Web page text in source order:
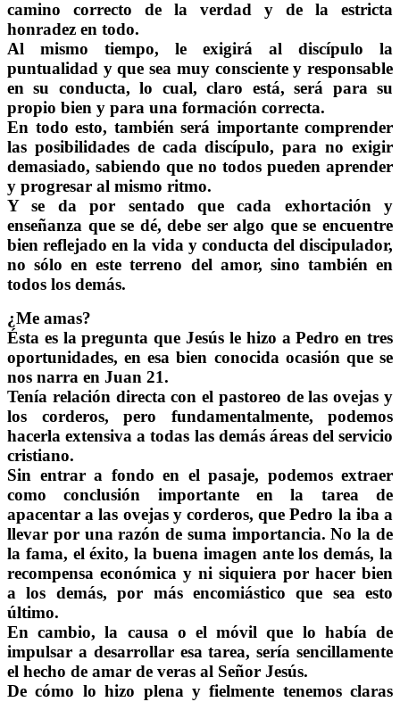
camino correcto de la verdad y de la estricta
honradez en todo.
Al mismo tiempo, le exigirá al discípulo la
puntualidad y que sea muy consciente y responsable
en su conducta, lo cual, claro está, será para su
propio bien y para una formación correcta.
En todo esto, también será importante comprender
las posibilidades de cada discípulo, para no exigir
demasiado, sabiendo que no todos pueden aprender
y progresar al mismo ritmo.
Y se da por sentado que cada exhortación y
enseñanza que se dé, debe ser algo que se encuentre
bien reflejado en la vida y conducta del discipulador,
no sólo en este terreno del amor, sino también en
todos los demás.
¿Me amas?
Ésta es la pregunta que Jesús le hizo a Pedro en tres
oportunidades, en esa bien conocida ocasión que se
nos narra en Juan 21.
Tenía relación directa con el pastoreo de las ovejas y
los corderos, pero fundamentalmente, podemos
hacerla extensiva a todas las demás áreas del servicio
cristiano.
Sin entrar a fondo en el pasaje, podemos extraer
como conclusión importante en la tarea de
apacentar a las ovejas y corderos, que Pedro la iba a
llevar por una razón de suma importancia. No la de
la fama, el éxito, la buena imagen ante los demás, la
recompensa económica y ni siquiera por hacer bien
a los demás, por más encomiástico que sea esto
último.
En cambio, la causa o el móvil que lo había de
impulsar a desarrollar esa tarea, sería sencillamente
el hecho de amar de veras al Señor Jesús.
De cómo lo hizo plena y fielmente tenemos claras